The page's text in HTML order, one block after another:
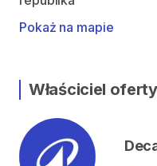
Pokaż na mapie
Właściciel oferty